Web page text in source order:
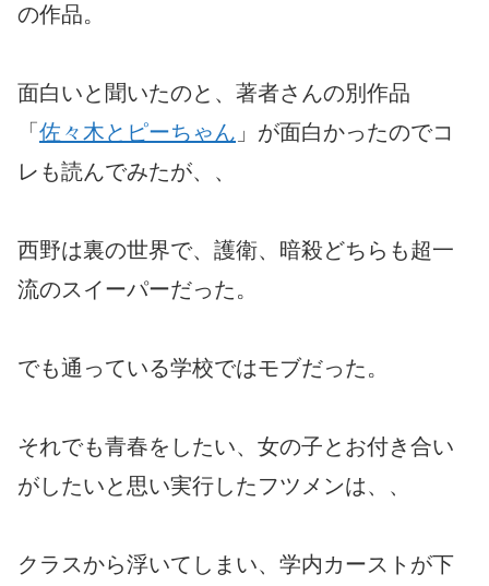
の作品。
面白いと聞いたのと、著者さんの別作品
「 佐々木とピーちゃん 」が面白かったのでコ
レも読んでみたが、、
西野は裏の世界で、護衛、暗殺どちらも超一
流のスイーパーだった。
でも通っている学校ではモブだった。
それでも青春をしたい、女の子とお付き合い
がしたいと思い実行したフツメンは、、
クラスから浮いてしまい、学内カーストが下